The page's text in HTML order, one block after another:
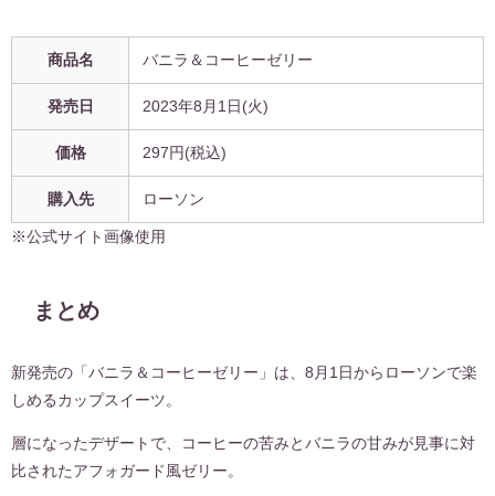
商品名 バニラ＆コーヒーゼリー
発売日 2023年8月1日(火)
価格 297円 (税込)
購入先 ローソン
※公式サイト画像使用
まとめ
新発売の「バニラ＆コーヒーゼリー」は、8月1日からローソンで楽
しめるカップスイーツ。
層になったデザートで、コーヒーの苦みとバニラの甘みが見事に対
比されたアフォガード風ゼリー。